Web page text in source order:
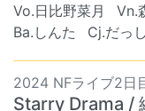
Vo.日比野菜月 Vn.
Ba.しんた
Cj.だっ
2024 NFライブ2日
Starry Drama /